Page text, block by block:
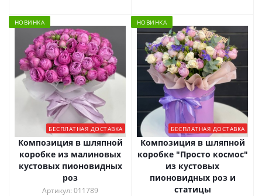
НОВИНКА
БЕСПЛАТНАЯ ДОСТАВКА
Композиция в шляпной
коробке из малиновых
кустовых пионовидных
роз
Артикул: 011789
НОВИНКА
БЕСПЛАТНАЯ ДОСТАВКА
Композиция в шляпной
коробке "Просто космос"
из кустовых
пионовидных роз и
статицы